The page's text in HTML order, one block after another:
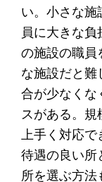
い。小さな施
員に大きな
の施設の職員
な施設だと難
合が少なくな
スがある。規
上手く対応で
待遇の良い所
所を選ぶ方法